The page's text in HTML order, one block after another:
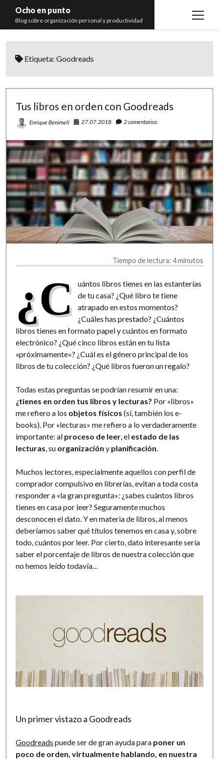
Ocho en punto
Blog sobre organización personal y productividad
open
Libros
Etiqueta:Goodreads
Tus libros en orden con Goodreads
Enrique Benimeli 27.07.2018 2 comentarios
Tiempo de lectura: 4 minutos
¿C
uántos libros tienes en las estanterías
de tu casa? ¿Qué libro te tiene
atrapado en estos momentos?
¿Cuáles has prestado? ¿Cuántos
libros tienes en formato papel y cuántos en formato
electrónico? ¿Qué cinco libros están en tu lista
«próximamente»? ¿Cuál es el género principal de los
libros de tu colección? ¿Qué libros fueron un regalo?
Todas estas preguntas se podrían resumir en una:
¿tienes en orden tus libros y lecturas? Por «libros»
me refiero a los objetos físicos (sí, también los e-
books). Por «lecturas» me refiero a lo verdaderamente
importante: al proceso de leer , el estado de las
lecturas , su organización y planificación
Muchos lectores, especialmente aquellos con perfil de
comprador compulsivo en librerías, evitan a toda costa
responder a «la gran pregunta»: ¿sabes cuántos libros
tienes en casa por leer? Seguramente muchos
desconocen el dato. Y en materia de libros, al menos
deberíamos saber qué títulos tenemos en casa y, sobre
todo, cuántos por leer. Por cierto, dato interesante sería
saber el porcentaje de libros de nuestra colección que
no hemos leído todavía…
Un primer vistazo a Goodreads
Goodreads puede ser de gran ayuda para poner un
poco de orden, virtualmente hablando, en nuestra